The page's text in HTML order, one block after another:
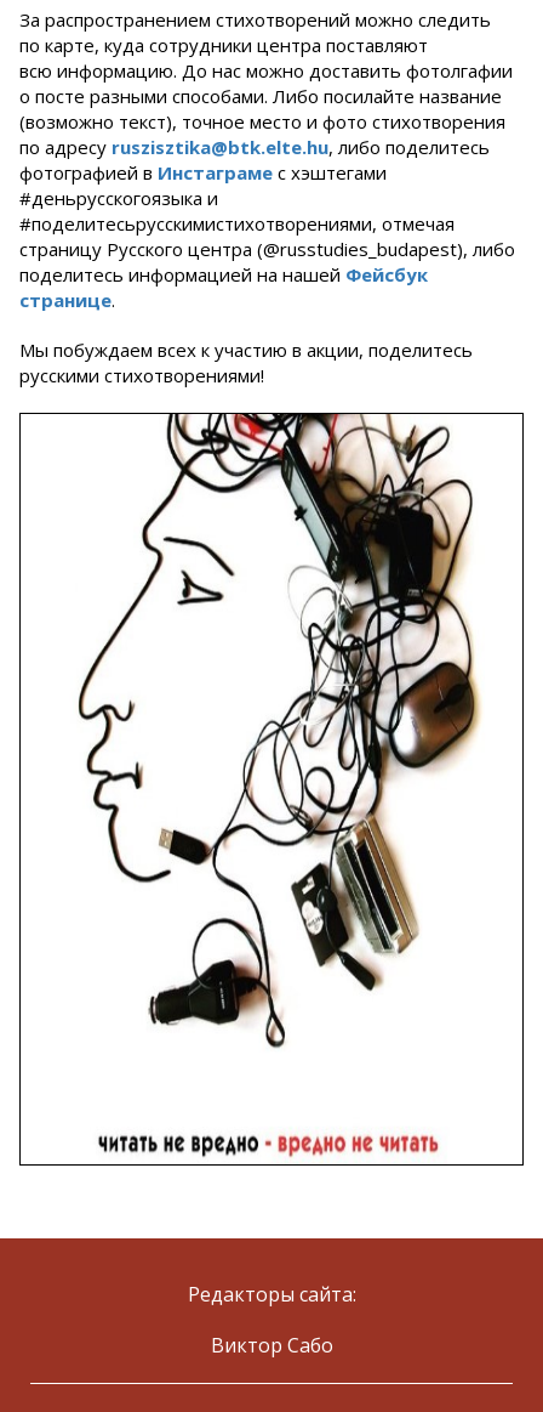
За распространением стихотворений можно следить
по карте, куда сотрудники центра поставляют
всю информацию. До нас можно доставить фотолгафии
о посте разными способами. Либо посилайте название
(возможно текст), точное место и фото стихотворения
по адресу ruszisztika@btk.elte.hu, либо поделитесь
фотографией в Инстаграме с хэштегами
#деньрусскогоязыка и
#поделитесьрусскимистихотворениями, отмечая
страницу Русского центра (@russtudies_budapest), либо
поделитесь информацией на нашей Фейсбук
странице.
Мы побуждаем всех к участию в акции, поделитесь
русскими стихотворениями!
Редакторы сайта:
Виктор Сабо